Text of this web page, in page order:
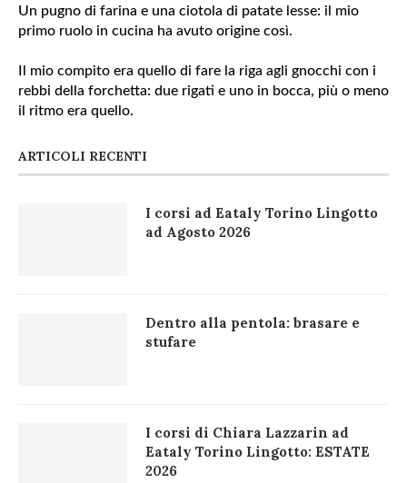
Un pugno di farina e una ciotola di patate lesse: il mio
primo ruolo in cucina ha avuto origine così.
Il mio compito era quello di fare la riga agli gnocchi con i
rebbi della forchetta: due rigati e uno in bocca, più o meno
il ritmo era quello.
ARTICOLI RECENTI
I corsi ad Eataly Torino Lingotto
ad Agosto 2026
Dentro alla pentola: brasare e
stufare
I corsi di Chiara Lazzarin ad
Eataly Torino Lingotto: ESTATE
2026